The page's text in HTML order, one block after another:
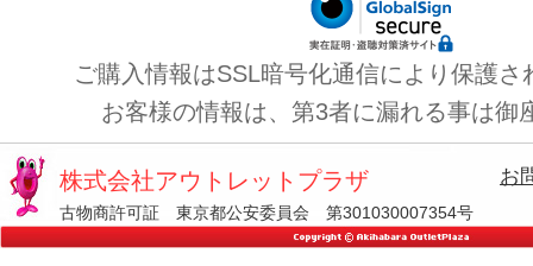
ご購入情報はSSL暗号化通信により保護さ
お客様の情報は、第3者に漏れる事は御
株式会社アウトレットプラザ
古物商許可証 東京都公安委員会 第301030007354号
お